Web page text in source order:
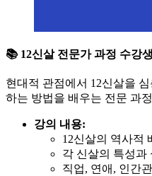
📚 12신살 전문가 과정 수강
현대적 관점에서 12신살을
하는 방법을 배우는 전문 과
강의 내용:
12신살의 역사적
각 신살의 특성과
직업, 연애, 인간